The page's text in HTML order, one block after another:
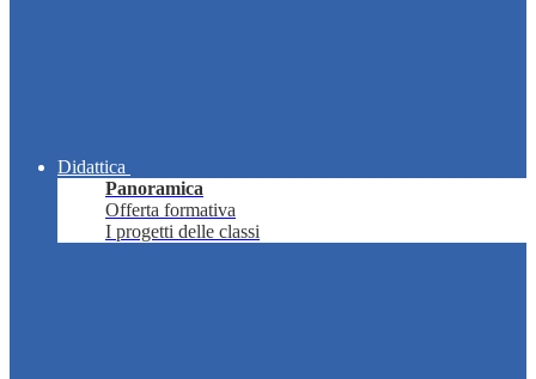
Didattica
Panoramica
Offerta formativa
I progetti delle classi